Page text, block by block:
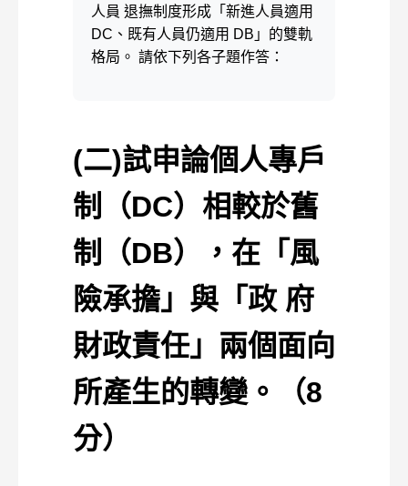
人員 退撫制度形成「新進人員適用
DC、既有人員仍適用 DB」的雙軌
格局。 請依下列各子題作答：
(二)試申論個人專戶
制（DC）相較於舊
制（DB），在「風
險承擔」與「政 府
財政責任」兩個面向
所產生的轉變。（8
分）